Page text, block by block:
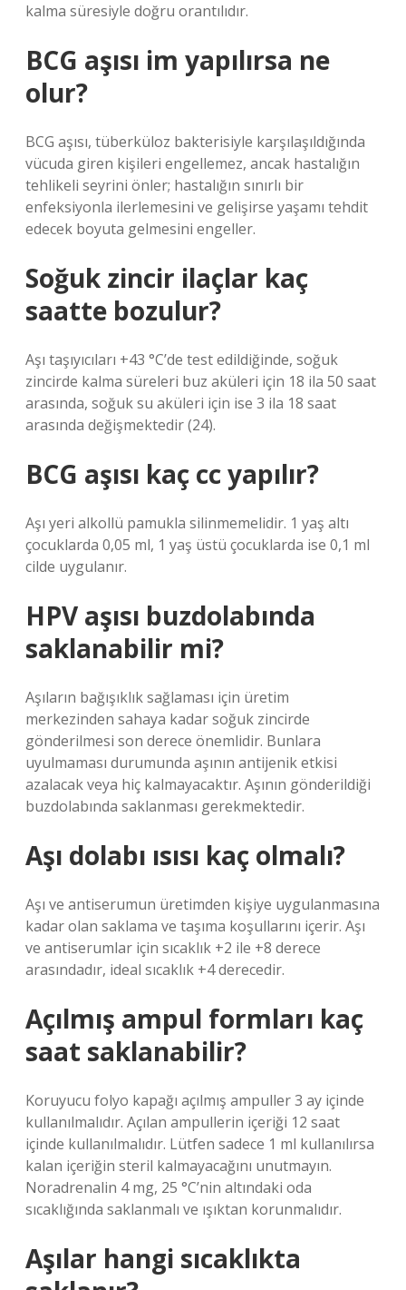
kalma süresiyle doğru orantılıdır.
BCG aşısı im yapılırsa ne
olur?
BCG aşısı, tüberküloz bakterisiyle karşılaşıldığında
vücuda giren kişileri engellemez, ancak hastalığın
tehlikeli seyrini önler; hastalığın sınırlı bir
enfeksiyonla ilerlemesini ve gelişirse yaşamı tehdit
edecek boyuta gelmesini engeller.
Soğuk zincir ilaçlar kaç
saatte bozulur?
Aşı taşıyıcıları +43 °C’de test edildiğinde, soğuk
zincirde kalma süreleri buz aküleri için 18 ila 50 saat
arasında, soğuk su aküleri için ise 3 ila 18 saat
arasında değişmektedir (24).
BCG aşısı kaç cc yapılır?
Aşı yeri alkollü pamukla silinmemelidir. 1 yaş altı
çocuklarda 0,05 ml, 1 yaş üstü çocuklarda ise 0,1 ml
cilde uygulanır.
HPV aşısı buzdolabında
saklanabilir mi?
Aşıların bağışıklık sağlaması için üretim
merkezinden sahaya kadar soğuk zincirde
gönderilmesi son derece önemlidir. Bunlara
uyulmaması durumunda aşının antijenik etkisi
azalacak veya hiç kalmayacaktır. Aşının gönderildiği
buzdolabında saklanması gerekmektedir.
Aşı dolabı ısısı kaç olmalı?
Aşı ve antiserumun üretimden kişiye uygulanmasına
kadar olan saklama ve taşıma koşullarını içerir. Aşı
ve antiserumlar için sıcaklık +2 ile +8 derece
arasındadır, ideal sıcaklık +4 derecedir.
Açılmış ampul formları kaç
saat saklanabilir?
Koruyucu folyo kapağı açılmış ampuller 3 ay içinde
kullanılmalıdır. Açılan ampullerin içeriği 12 saat
içinde kullanılmalıdır. Lütfen sadece 1 ml kullanılırsa
kalan içeriğin steril kalmayacağını unutmayın.
Noradrenalin 4 mg, 25 °C’nin altındaki oda
sıcaklığında saklanmalı ve ışıktan korunmalıdır.
Aşılar hangi sıcaklıkta